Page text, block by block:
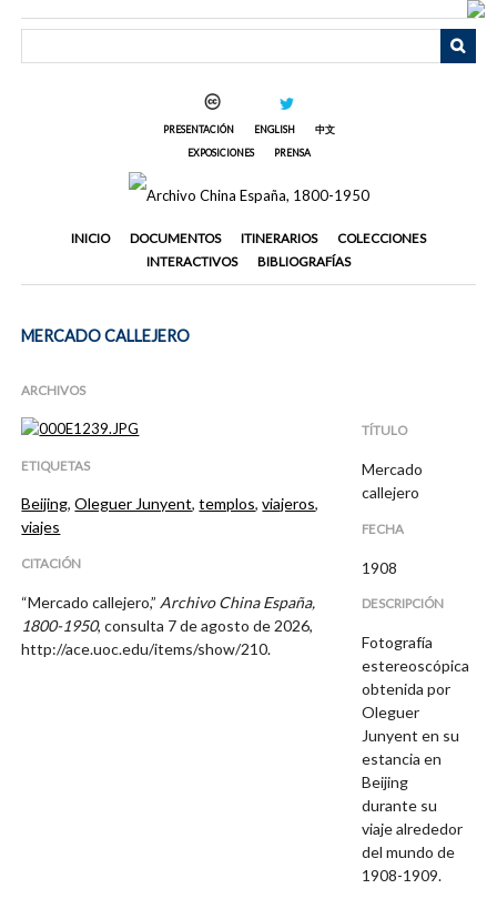
PRESENTACIÓN ENGLISH
中文
EXPOSICIONES
PRENSA
INICIO DOCUMENTOS ITINERARIOS
COLECCIONES
INTERACTIVOS
BIBLIOGRAFÍAS
MERCADO CALLEJERO
ARCHIVOS
ETIQUETAS
Beijing,Oleguer Junyent,templos,viajeros,
viajes
CITACIÓN
“Mercado callejero,” Archivo China España,
1800-1950, consulta 7 de agosto de 2026,
http://ace.uoc.edu/items/show/210.
TÍTULO
Mercado
callejero
FECHA
1908
DESCRIPCIÓN
Fotografía
estereoscópica
obtenida por
Oleguer
Junyent en su
estancia en
Beijing
durante su
viaje alrededor
del mundo de
1908-1909.